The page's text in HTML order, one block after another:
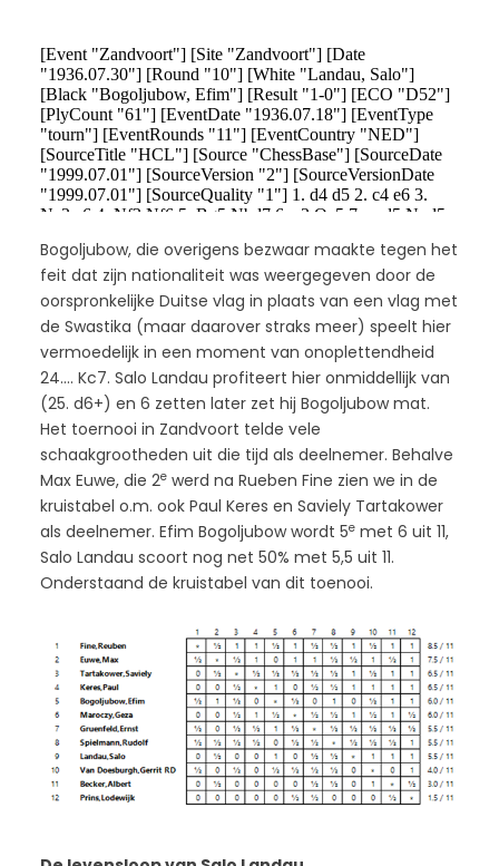
Bogoljubow, die overigens bezwaar maakte tegen het
feit dat zijn nationaliteit was weergegeven door de
oorspronkelijke Duitse vlag in plaats van een vlag met
de Swastika (maar daarover straks meer) speelt hier
vermoedelijk in een moment van onoplettendheid
24…. Kc7. Salo Landau profiteert hier onmiddellijk van
(25. d6+) en 6 zetten later zet hij Bogoljubow mat.
Het toernooi in Zandvoort telde vele
schaakgrootheden uit die tijd als deelnemer. Behalve
Max Euwe, die 2ewerd na Rueben Fine zien we in de
kruistabel o.m. ook Paul Keres en Saviely Tartakower
als deelnemer. Efim Bogoljubow wordt 5emet 6 uit 11,
Salo Landau scoort nog net 50% met 5,5 uit 11.
Onderstaand de kruistabel van dit toenooi.